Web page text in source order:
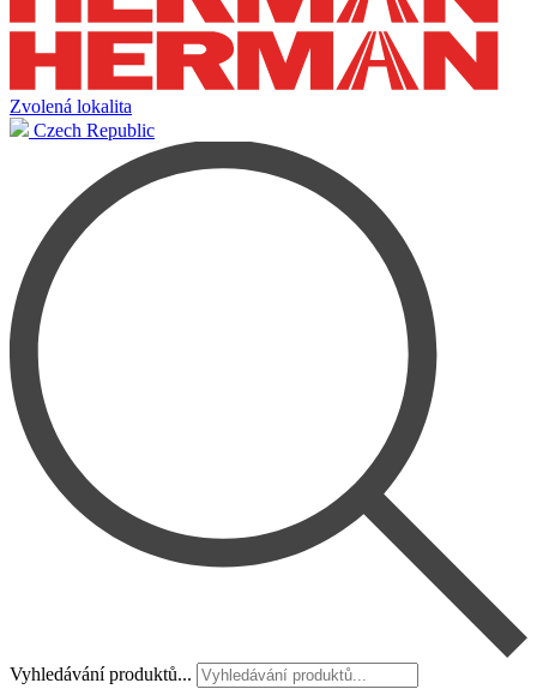
Zvolená lokalita
Czech Republic
Vyhledávání produktů...